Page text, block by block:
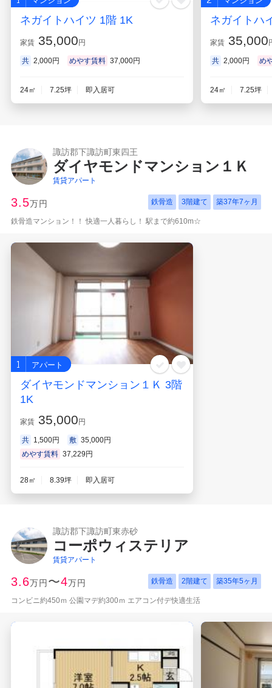
ネガイトハイツ 1階 1K
家賃 35,000 円
共 2,000円 めやす賃料 37,000円
24㎡ 7.25坪 即入居可
ネガイトハ
家賃 35,000
共 2,000円 め
24㎡ 7.25坪
諏訪郡下諏訪町東四王
ダイヤモンドマンション１Ｋ
賃貸アパート
3.5万円 鉄骨造 3階建て 築37年7ヶ月
鉄骨造マンション！！ 快適一人暮らし！ 駅まで約610m☆
1 アパート
ダイヤモンドマンション１Ｋ 3階
1K
家賃 35,000 円
共 1,500円 敷 35,000円
めやす賃料 37,229円
28㎡ 8.39坪 即入居可
諏訪郡下諏訪町東赤砂
コーポウィステリア
賃貸アパート
3.6万円 〜4万円 鉄骨造 2階建て 築35年5ヶ月
コンビニ約450ｍ 公園マデ約300ｍ エアコン付デ快適生活